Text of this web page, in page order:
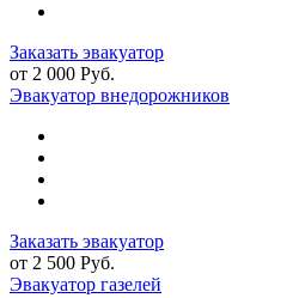
Заказать эвакуатор
от 2 000 Руб.
Эвакуатор внедорожников
Заказать эвакуатор
от 2 500 Руб.
Эвакуатор газелей